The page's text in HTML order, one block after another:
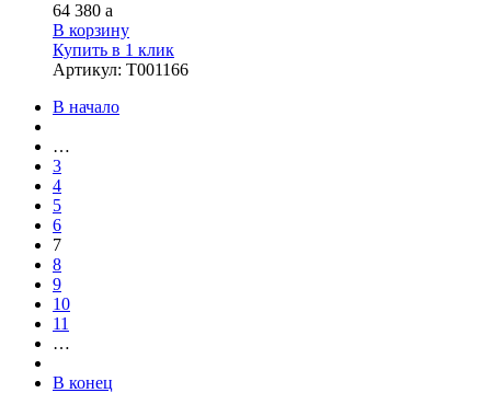
64 380 a
В корзину
Купить в 1 клик
Артикул: Т001166
В начало
…
3
4
5
6
7
8
9
10
11
…
В конец